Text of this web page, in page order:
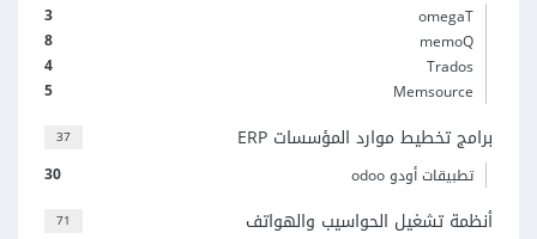
3
omegaT
8
memoQ
4
Trados
5
Memsource
37 برامج تخطيط موارد المؤسسات ERP
30 تطبيقات أودو odoo
71 أنظمة تشغيل الحواسيب والهواتف